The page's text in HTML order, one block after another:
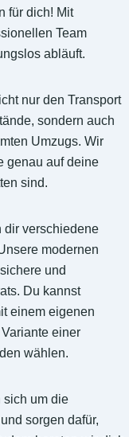
für dich! Mit
Team
abläuft.
nur den Transport
sondern auch
Umzugs. Wir
genau auf deine
sind.
dir verschiedene
modernen
und
Du kannst
einem eigenen
einer
wählen.
sich um die
sorgen dafür,